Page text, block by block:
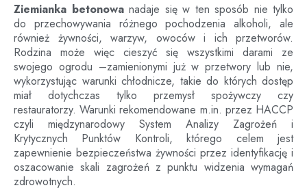
Ziemianka betonowanadaje się w ten sposób nie tylko
do przechowywania różnego pochodzenia alkoholi, ale
również żywności, warzyw, owoców i ich przetworów.
Rodzina może więc cieszyć się wszystkimi darami ze
swojego ogrodu –zamienionymi już w przetwory lub nie,
wykorzystując warunki chłodnicze, takie do których dostęp
miał dotychczas tylko przemysł spożywczy czy
restauratorzy. Warunki rekomendowane m.in. przez HACCP
czyli międzynarodowy System Analizy Zagrożeń i
Krytycznych Punktów Kontroli, którego celem jest
zapewnienie bezpieczeństwa żywności przez identyfikację i
oszacowanie skali zagrożeń z punktu widzenia wymagań
zdrowotnych.